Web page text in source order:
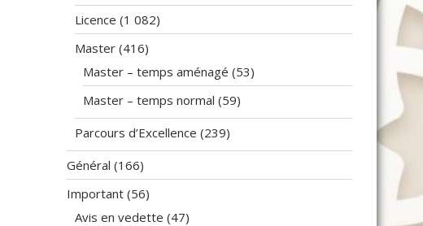
Licence (1 082)
Master (416)
Master – temps aménagé (53)
Master – temps normal (59)
Parcours d’Excellence (239)
Général (166)
Important (56)
Avis en vedette (47)